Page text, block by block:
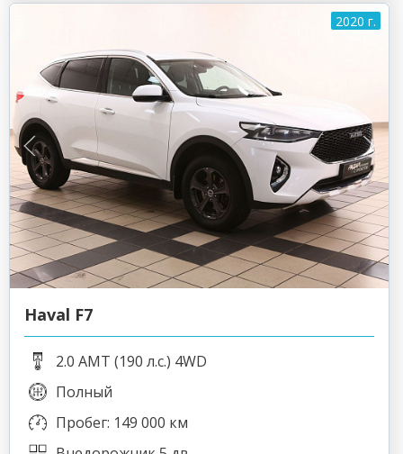
2020 г.
Haval F7
2.0 AMT (190 л.с.) 4WD
Полный
Пробег: 149 000 км